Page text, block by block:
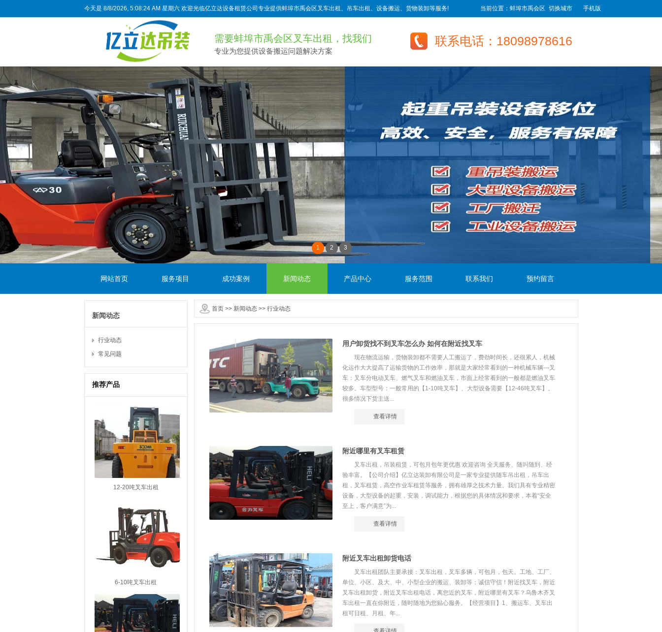
今天是 8/8/2026, 5:08:25 AM 星期六 欢迎光临亿立达设备租赁公司专业提供蚌埠市禹会区叉车出租、吊车出租、设备搬运、货物装卸等服务! 当前位置：蚌埠市禹会区 切换城市 手机版
需要蚌埠市禹会区叉车出租，找我们
专业为您提供设备搬运问题解决方案
联系电话：18098978616
1 2 3
网站首页 服务项目 成功案例 新闻动态 产品中心 服务范围 联系我们 预约留言
首页>> 新闻动态>> 行业动态
新闻动态
行业动态
常见问题
推荐产品
12-20吨叉车出租
6-10吨叉车出租
用户卸货找不到叉车怎么办 如何在附近找叉车
现在物流运输，货物装卸都不需要人工搬运了，费劲时间长，还很累人，机械
化运作大大提高了运输货物的工作效率，那就是大家经常看到的一种机械车辆---叉
车：叉车分电动叉车、燃气叉车和燃油叉车，市面上经常看到的一般都是燃油叉车
较多。车型型号：一般常用的【1-10吨叉车】、大型设备需要【12-46吨叉车】。
很多情况下货主送...
查看详情
附近哪里有叉车租赁
叉车出租，吊装租赁，可包月包年更优惠 欢迎咨询 全天服务、随叫随到、经
验丰富。【公司介绍】亿立达装卸有限公司是一家专业提供随车吊出租，吊车出
租，叉车租赁，高空作业车租赁等服务，拥有雄厚之技术力量。我们具有专业精密
设备，大型设备的起重，安装，调试能力，根据您的具体情况和要求，本着“安全
至上，客户满意”为...
查看详情
附近叉车出租卸货电话
叉车出租团队主要承接：叉车出租，叉车多辆，可包月，包天。工地、工厂、
单位、小区、及大、中、小型企业的搬运、装卸等；诚信守信！附近找叉车，附近
叉车出租卸货，附近叉车出租电话，离您近的叉车，附近哪里有叉车？乌鲁木齐叉
车出租一直在你附近，随时随地为您贴心服务。【经营项目】1、搬运车、叉车出
租可日租、月租、年...